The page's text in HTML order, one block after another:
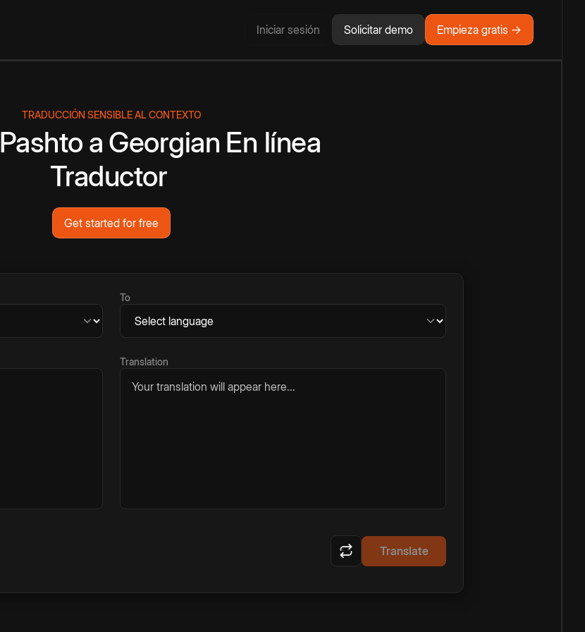
Iniciar sesión Solicitar demo Empieza gratis →
TRADUCCIÓN SENSIBLE AL CONTEXTO
Pashto a Georgian En línea
Traductor
Get started for free
To
Translation
Your translation will appear here...
Translate